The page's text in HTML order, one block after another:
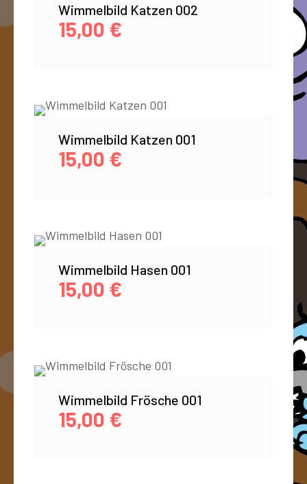
Wimmelbild Katzen 002
15,00 €
Wimmelbild Katzen 001
15,00 €
Wimmelbild Hasen 001
15,00 €
Wimmelbild Frösche 001
15,00 €